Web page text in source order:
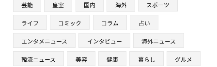
芸能 皇室 国内 海外 スポーツ
ライフ コミック コラム 占い
エンタメニュース インタビュー 海外ニュース
韓流ニュース 美容 健康 暮らし グルメ